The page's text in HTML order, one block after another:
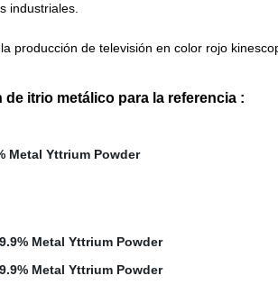
industriales.
producción de televisión en color rojo
de itrio metálico para la referencia :